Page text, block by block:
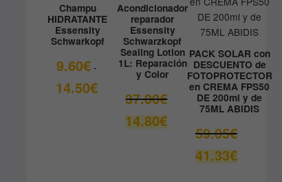
Champu
HIDRATANTE
Essensity
Schwarkopf
9.60€ -
14.50€Rango
precios:
Acondicionador
reparador
Essensity
Schwarzkopf
Sealing Lotion
1L: Reparación
y Color
37.00€El
original
37.00€.
14.80€El
precio
PACK SOLAR con
DESCUENTO de
FOTOPROTECTOR
en CREMA FPS50
DE 200ml y de
75ML ABIDIS
59.05€El
original
41.33€El
precio